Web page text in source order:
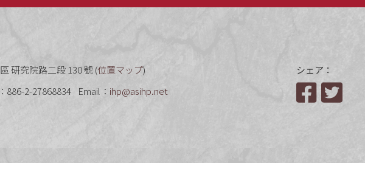
研究院路二段 130 號 (位置マップ)
886-2-27868834 Email： ihp@asihp.net
シェア：
Facebook